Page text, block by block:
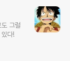
그럴
다!